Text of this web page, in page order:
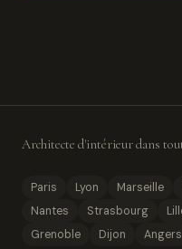
Architecte d'intérieur dans
Paris Lyon Marseille
Nantes
Strasbourg
Grenoble
Dijon Angers